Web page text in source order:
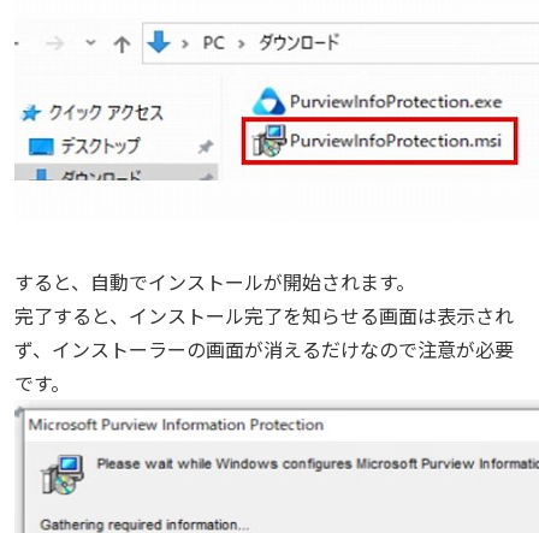
すると、自動でインストールが開始されます。
完了すると、インストール完了を知らせる画面は表示され
ず、インストーラーの画面が消えるだけなので注意が必要
です。